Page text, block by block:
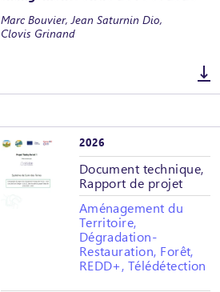
Marc Bouvier, Jean Saturnin Dio,
Clovis Grinand
2026
Document technique,
Rapport de projet
Aménagement du
Territoire,
Dégradation-
Restauration, Forêt,
REDD+, Télédétection